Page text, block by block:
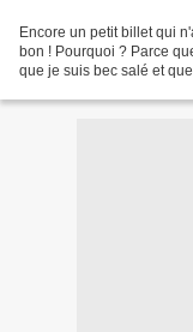
Encore un petit billet qui
bon ! Pourquoi ? Parce
que je suis bec salé et